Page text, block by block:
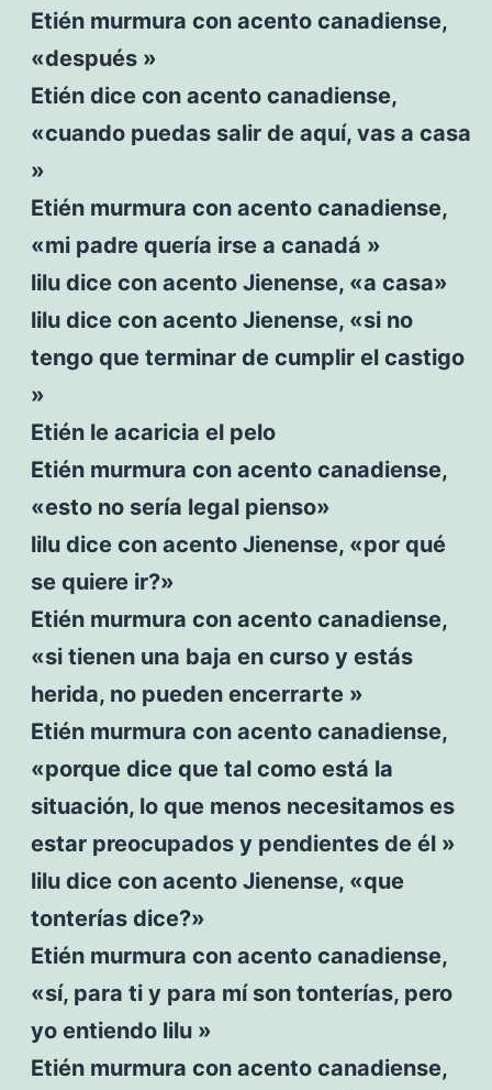
Etién murmura con acento canadiense,
«después »
Etién dice con acento canadiense,
«cuando puedas salir de aquí, vas a casa
»
Etién murmura con acento canadiense,
«mi padre quería irse a canadá »
lilu dice con acento Jienense, «a casa»
lilu dice con acento Jienense, «si no
tengo que terminar de cumplir el castigo
»
Etién le acaricia el pelo
Etién murmura con acento canadiense,
«esto no sería legal pienso»
lilu dice con acento Jienense, «por qué
se quiere ir?»
Etién murmura con acento canadiense,
«si tienen una baja en curso y estás
herida, no pueden encerrarte »
Etién murmura con acento canadiense,
«porque dice que tal como está la
situación, lo que menos necesitamos es
estar preocupados y pendientes de él »
lilu dice con acento Jienense, «que
tonterías dice?»
Etién murmura con acento canadiense,
«sí, para ti y para mí son tonterías, pero
yo entiendo lilu »
Etién murmura con acento canadiense,